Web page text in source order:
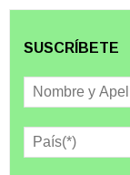
SUSCRÍBETE